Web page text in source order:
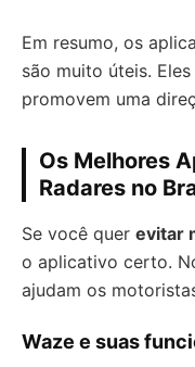
Em resumo, os
são muito úteis.
promovem uma
Os Melhores
Radares no
Se você quer evitar
o aplicativo certo.
ajudam os
Waze e suas